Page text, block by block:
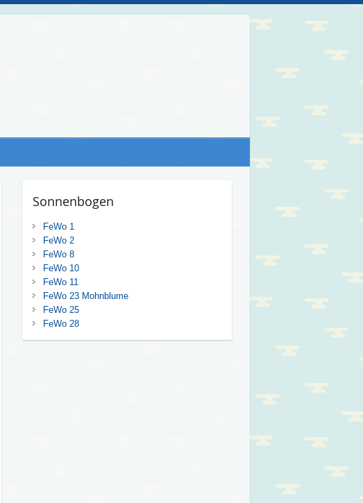
Sonnenbogen
FeWo 1
FeWo 2
FeWo 8
FeWo 10
FeWo 11
FeWo 23 Mohnblume
FeWo 25
FeWo 28